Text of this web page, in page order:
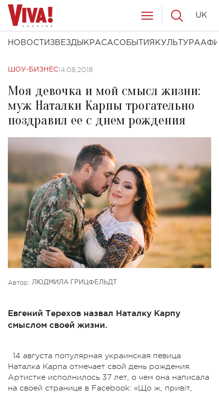
НОВОСТИ ЗВЕЗДЫ КРАСАСОБЫТИЯ КУЛЬТУРА
UK
ШОУ-БИЗНЕС14.08.2018
Моя девочка и мой смысл жизни:
муж Наталки Карпы трогательно
поздравил ее с днем рождения
Автор: ЛЮДМИЛА ГРИЦФЕЛЬДТ
Евгений Терехов назвал Наталку Карпу
смыслом своей жизни.
14 августа популярная украинская певица
Наталка Карпа отмечает свой день рождения.
Артистке исполнилось 37 лет, о чем она написала
на своей странице в Facebook: «Що ж, привіт,